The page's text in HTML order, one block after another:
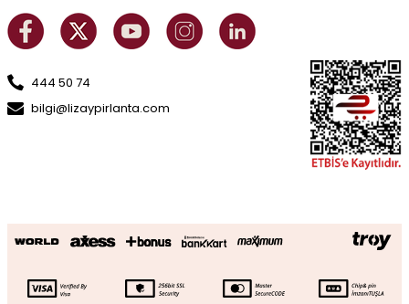
444 50 74
bilgi@lizaypirlanta.com